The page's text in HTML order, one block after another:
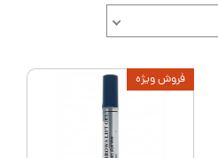
فروش ویژه